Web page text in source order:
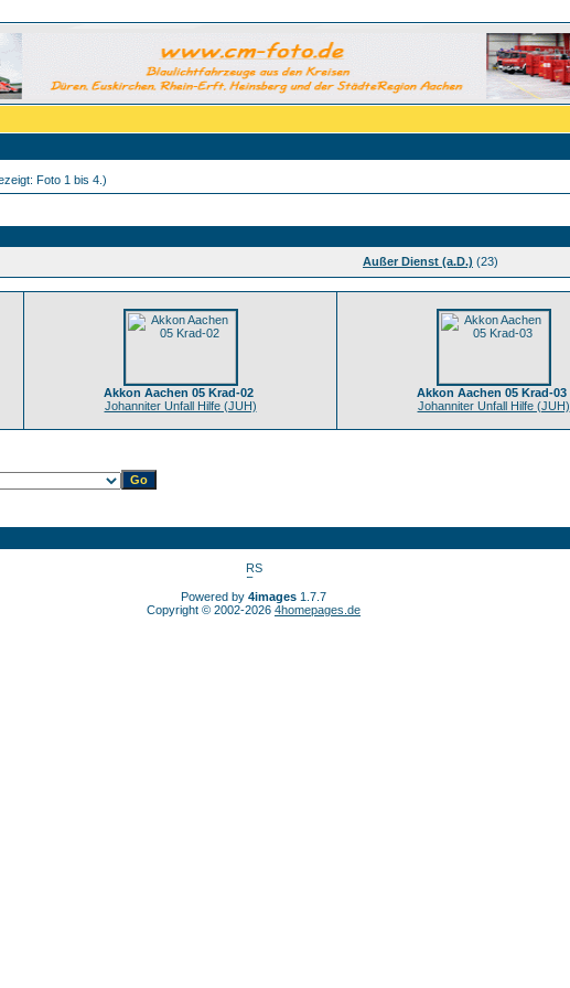
Foto 1 bis 4.)
Außer Dienst (a.D.) (23)
Akkon Aachen 05 Krad-02
Johanniter Unfall Hilfe (JUH)
Akkon Aachen 05 Krad-03
Johanniter Unfall Hilfe (JUH)
Powered by 4images 1.7.7
Copyright © 2002-2026 4homepages.de